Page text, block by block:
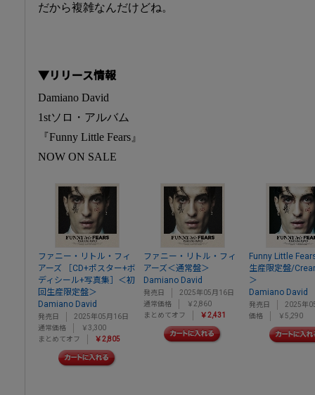
だから複雑なんだけどね。
▼リリース情報
Damiano David
1stソロ・アルバム
『Funny Little Fears』
NOW ON SALE
ファニー・リトル・フィ
アーズ ［CD+ポスター+ボ
ディシール+写真集］＜初
回生産限定盤＞
Damiano David
発売日
2025年05月16日
通常価格
￥3,300
まとめてオフ
￥2,805
ファニー・リトル・フィ
アーズ＜通常盤＞
Damiano David
発売日
2025年05月16日
通常価格
￥2,860
まとめてオフ
￥2,431
Funny Little
生産限定盤/
＞
Damiano David
発売日
2025年
価格
￥5,290